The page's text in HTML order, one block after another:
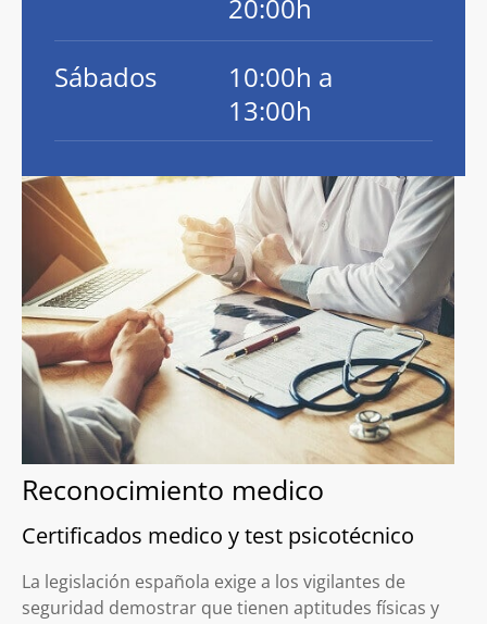
20:00h
Sábados
10:00h a
13:00h
Reconocimiento medico
Certificados medico y test psicotécnico
La legislación española exige a los vigilantes de
seguridad demostrar que tienen aptitudes físicas y